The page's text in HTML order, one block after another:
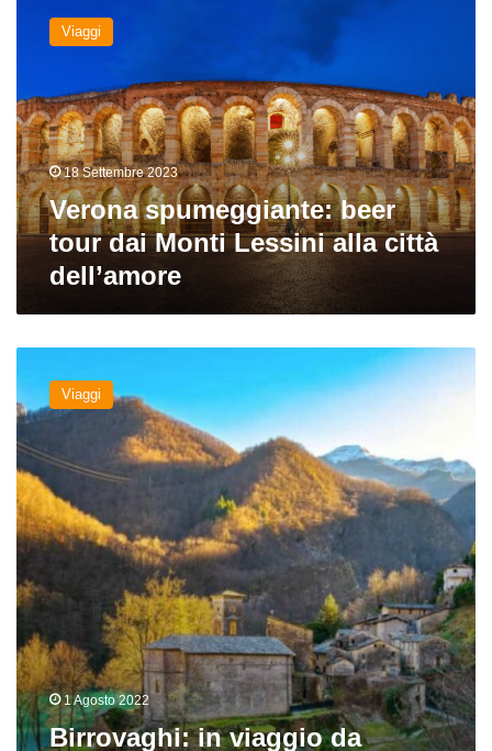
spumeggiante:
Monti
Lessini
alla
città
dell’amore
Viaggi
18 Settembre 2023
Verona spumeggiante: beer
tour dai Monti Lessini alla città
dell’amore
viaggio
da
Massa
alle
Alpi
Apuane
(parte
Viaggi
1 Agosto 2022
Birrovaghi: in viaggio da